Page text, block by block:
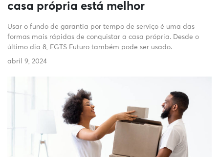
casa própria está melhor
Usar o fundo de garantia por tempo de serviço é uma das
formas mais rápidas de conquistar a casa própria. Desde o
último dia 8, FGTS Futuro também pode ser usado.
abril 9, 2024